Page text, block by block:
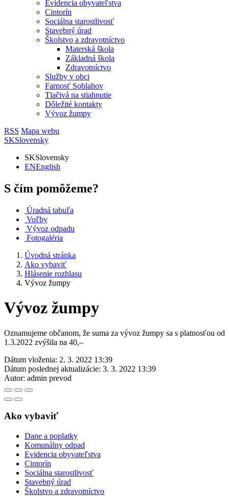
Evidencia obyvateľstva
Cintorín
Sociálna starostlivosť
Stavebný úrad
Školstvo a zdravotníctvo
Materská škola
Základná škola
Zdravotníctvo
Služby v obci
Farnosť Soblahov
Tlačivá na stiahnutie
Dôležité kontakty
Vývoz žumpy
RSS Mapa webu
SKSlovensky
SKSlovensky
ENEnglish
S čím pomôžeme?
Úradná tabuľa
Voľby
Vývoz odpadu
Fotogaléria
Úvodná stránka
Ako vybaviť
Hlásenie rozhlasu
Vývoz žumpy
Vývoz žumpy
Oznamujeme občanom, že suma za vývoz žumpy sa s platnosťou od
1.3.2022 zvýšila na 40,–
Dátum vloženia: 2. 3. 2022 13:39
Dátum poslednej aktualizácie: 3. 3. 2022 13:39
Autor: admin prevod
Ako vybaviť
Dane a poplatky
Komunálny odpad
Evidencia obyvateľstva
Cintorín
Sociálna starostlivosť
Stavebný úrad
Školstvo a zdravotníctvo